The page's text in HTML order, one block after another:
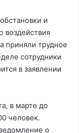
и
воздействия
приняли трудное
сотрудники
в заявлении
в марте до
человек.
о